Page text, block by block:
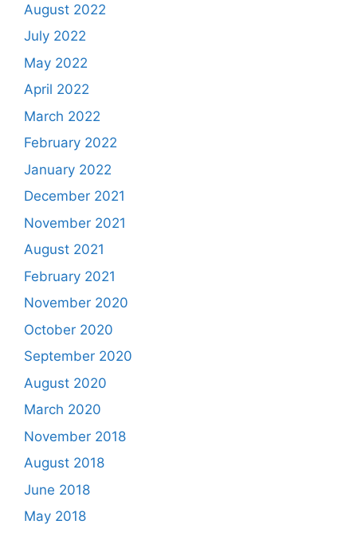
August 2022
July 2022
May 2022
April 2022
March 2022
February 2022
January 2022
December 2021
November 2021
August 2021
February 2021
November 2020
October 2020
September 2020
August 2020
March 2020
November 2018
August 2018
June 2018
May 2018